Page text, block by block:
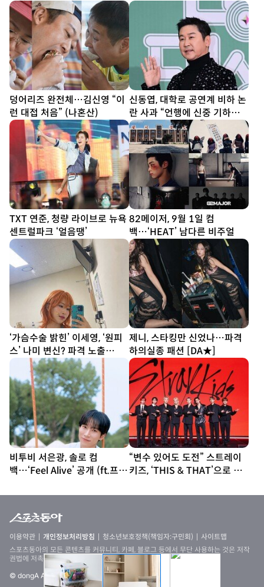
[DA★]
덩어리즈 완전체…김신영 “이
런 대접 처음” (나혼산)
신동엽, 대학로 공연계 비하 논
란 사과 “언행에 신중 기하겠
다”
TXT 연준, 청량 라이브로 뉴욕
센트럴파크 ‘얼음땡’
82메이저, 9월 1일 컴
백…‘HEAT’ 남다른 비주얼
‘가슴수술 밝힌’ 이세영, ‘원피
스’ 나미 변신? 파격 노출
[DA★]
제니, 스타킹만 신었나…파격
하의실종 패션 [DA★]
비투비 서은광, 솔로 컴
백…‘Feel Alive’ 공개 (ft.프니
“변수 있어도 도전” 스트레이
키즈, ‘THIS & THAT’으로 보
이용약관 개인정보처리방침 청소년보호정책(책임자:구민회)
사이트맵
스포츠동아의 모든 콘텐츠를 커뮤니티, 카페, 블로그 등에서 무단 사용하는 것은 저작
권법에 저촉되며, 법적 제재를 받을 수 있습니다
© dongA All rights reserved